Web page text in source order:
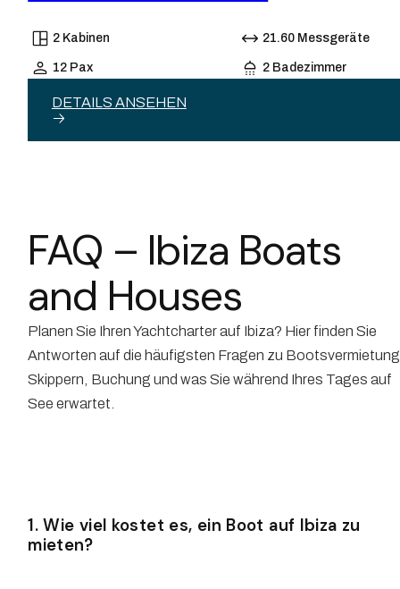
2 Kabinen 21.60 Messgeräte
12 Pax 2 Badezimmer
DETAILS ANSEHEN
FAQ – Ibiza Boats
and Houses
Planen Sie Ihren Yachtcharter auf Ibiza? Hier finden Sie
Antworten auf die häufigsten Fragen zu
Skippern, Buchung und was Sie während Ihres Tages auf
See erwartet.
1. Wie viel kostet es, ein Boot auf Ibiza zu
mieten?